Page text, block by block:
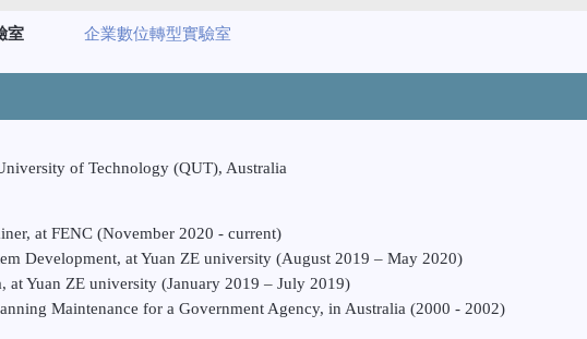
室 企業數位轉型實驗室
of Technology (QUT), Australia
at FENC (November 2020 - current)
Development, at Yuan ZE university (August 2019 – May 2020)
at Yuan ZE university (January 2019 – July 2019)
Maintenance for a Government Agency, in Australia (2000 - 2002)